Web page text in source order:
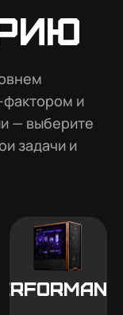
и
— выберите
задачи и